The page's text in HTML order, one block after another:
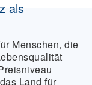
als
Menschen, die
Land für